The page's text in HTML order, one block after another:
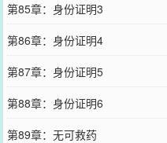
第85章：身份证明3
第86章：身份证明4
第87章：身份证明5
第88章：身份证明6
第89章：无可救药